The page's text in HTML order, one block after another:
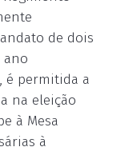
de dois
ano
é permitida a
na eleição
à Mesa
à